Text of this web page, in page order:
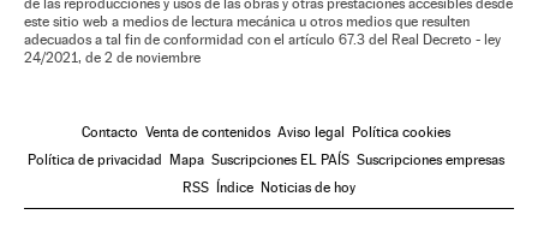
este sitio web a medios de lectura mecánica u otros medios que resulten
adecuados a tal fin de conformidad con el artículo 67.3 del Real Decreto - ley
24/2021, de 2 de noviembre
Contacto Venta de contenidos Aviso legal Política cookies
Política de privacidad Mapa Suscripciones EL PAÍS Suscripciones empresas
RSS Índice Noticias de hoy